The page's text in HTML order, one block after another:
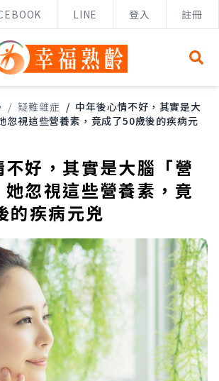
LINE 登入 註冊
/ 疑難雜症 / 中年後心情不好，其實是大
忽視這些營養素，竟成了50歲後的疾病元
不好，其實是大腦「營
忽視這些營養素，竟
的疾病元兇